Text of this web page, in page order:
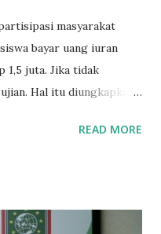
masyarakat
bayar uang iuran
1,5 juta. Jika tidak
Hal itu diungkapkan
mengatakan, ada
ortu nya pinjam
READ MORE